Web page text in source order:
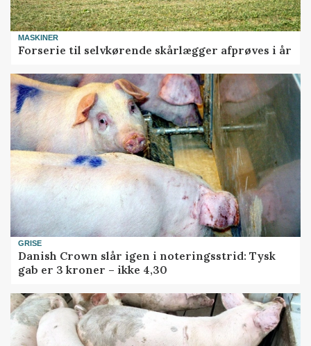
MASKINER
Forserie til selvkørende skårlægger afprøves i år
GRISE
Danish Crown slår igen i noteringsstrid: Tysk
gab er 3 kroner – ikke 4,30